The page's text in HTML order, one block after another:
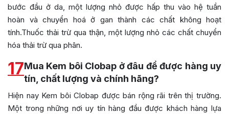
bước đầu ở da, một lượng nhỏ được hấp thu vào hệ tuần
hoàn và chuyển hoá ở gan thành các chất không hoạt
tính.Thuốc thải trừ qua thận, một lượng nhỏ các chất chuyển
hóa thải trừ qua phân.
17Mua Kem bôi Clobap ở đâu để được hàng uy
tín, chất lượng và chính hãng?
Hiện nay Kem bôi Clobap được bán rộng rãi trên thị trường.
Một trong những nơi uy tín hàng đầu được khách hàng lựa